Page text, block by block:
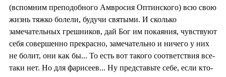
(вспомним преподобного Амвросия Оптинского) всю свою
жизнь тяжко болели, будучи святыми. И сколько
замечательных грешников, дай Бог им покаяния, чувствуют
себя совершенно прекрасно, замечательно и ничего у них
не болит, они как бы... То есть вот такого соответствия все-
таки нет. Но для фарисеев... Ну представьте себе, если кто-